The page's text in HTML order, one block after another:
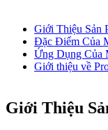
Giới Thiệu Sản
Đặc Điểm Của
Ứng Dụng Của
Giới thiệu về
Giới Thiệu